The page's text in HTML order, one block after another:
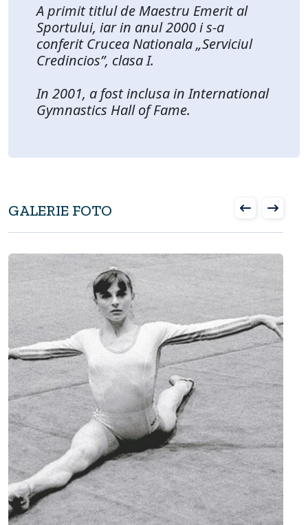
A primit titlul de Maestru Emerit al
Sportului, iar in anul 2000 i s-a
conferit Crucea Nationala „Serviciul
Credincios”, clasa I.
In 2001, a fost inclusa in International
Gymnastics Hall of Fame.
GALERIE FOTO